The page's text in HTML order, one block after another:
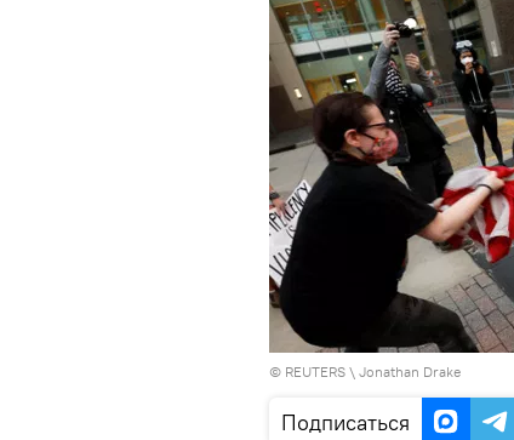
© REUTERS \ Jonathan Drake
Подписаться